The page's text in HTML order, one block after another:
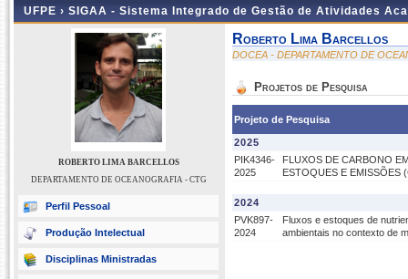
UFPE › SIGAA - Sistema Integrado de Gestão de Atividades
ROBERTO LIMA BARCELLOS
DEPARTAMENTO DE OCEANOGRAFIA - CTG
Perfil Pessoal
Produção Intelectual
Disciplinas Ministradas
Roberto Lima Barcellos
DOCEA - DEPARTAMENTO DE
Projetos de Pesquisa
Projeto de Pesquisa
2025
PIK4346-
2025
FLUXOS DE CARBONO
ESTOQUES E EMISSÕES
2024
PVK897-
2024
Fluxos e estoques de
ambientais no contexto de